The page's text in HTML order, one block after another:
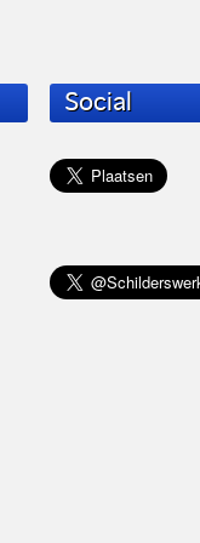
Social